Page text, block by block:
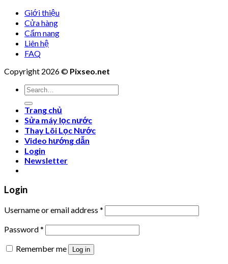
Giới thiệu
Cửa hàng
Cẩm nang
Liên hệ
FAQ
Copyright 2026 © Pixseo.net
Search
for:
Trang chủ
Sửa máy lọc nước
Thay Lõi Lọc Nước
Video hướng dẫn
Login
Newsletter
Login
Username or email address *
Password*
Remember me
Log in